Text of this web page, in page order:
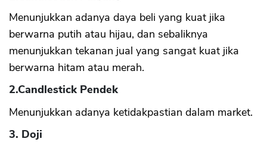
Menunjukkan adanya daya beli yang kuat jika
berwarna putih atau hijau, dan sebaliknya
menunjukkan tekanan jual yang sangat kuat jika
berwarna hitam atau merah.
2.Candlestick Pendek
Menunjukkan adanya ketidakpastian dalam market.
3. Doji